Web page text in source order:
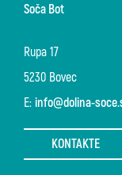
Rupa 17
5230 Bovec
E: info@dolina-
KONTAKTE
Soča Bot